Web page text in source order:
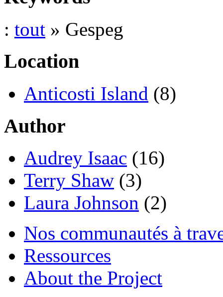
: tout » Gespeg
Location
Anticosti Island (8)
Author
Audrey Isaac (16)
Terry Shaw (3)
Laura Johnson (2)
Nos communautés à
Ressources
About the Project